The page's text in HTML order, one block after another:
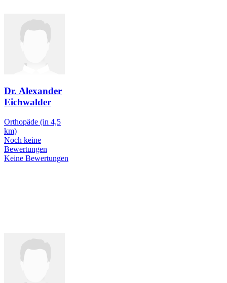
Dr. Alexander
Eichwalder
Orthopäde (in 4,5
km)
Noch keine
Bewertungen
Keine Bewertungen